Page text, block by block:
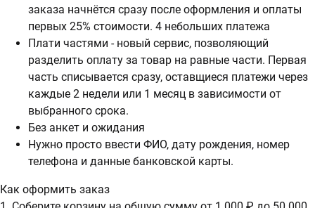
заказа начнётся сразу после оформления и оплаты
первых 25% стоимости. 4 небольших платежа
Плати частями - новый сервис, позволяющий
разделить оплату за товар на равные части. Первая
часть списывается сразу, оставщиеся платежи через
каждые 2 недели или 1 месяц в зависимости от
выбранного срока.
Без анкет и ожидания
Нужно просто ввести ФИО, дату рождения, номер
телефона и данные банковской карты.
Как оформить заказ